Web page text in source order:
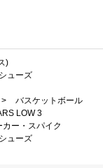
)
ューズ
>
バスケットボール
LOW 3
ー・スパイク
ューズ